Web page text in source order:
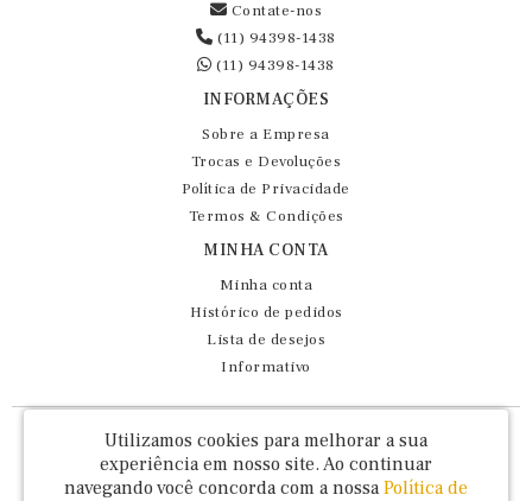
Contate-nos
(11) 94398-1438
(11) 94398-1438
INFORMAÇÕES
Sobre a Empresa
Trocas e Devoluções
Política de Privacidade
Termos & Condições
MINHA CONTA
Minha conta
Histórico de pedidos
Lista de desejos
Informativo
Fernando Maluhy Cia Ltda - CNPJ: 60.458.825/0001-86
Rua Dr Euclydes da Cunha, 47 - Brás - São Paulo / SP - CEP 03016-030
Utilizamos cookies para melhorar a sua
experiência em nosso site. Ao continuar
navegando você concorda com a nossa Política de